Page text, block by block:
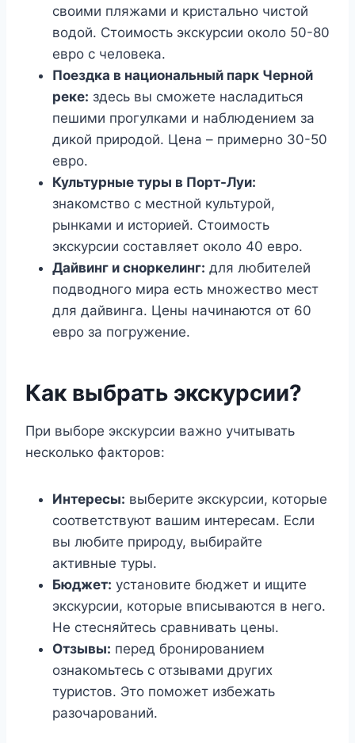
своими пляжами и кристально чистой
водой. Стоимость экскурсии около 50-80
евро с человека.
Поездка в национальный парк Черной
реке: здесь вы сможете насладиться
пешими прогулками и наблюдением за
дикой природой. Цена – примерно 30-50
евро.
Культурные туры в Порт-Луи:
знакомство с местной культурой,
рынками и историей. Стоимость
экскурсии составляет около 40 евро.
Дайвинг и сноркелинг: для любителей
подводного мира есть множество мест
для дайвинга. Цены начинаются от 60
евро за погружение.
Как выбрать экскурсии?
При выборе экскурсии важно учитывать
несколько факторов:
Интересы: выберите экскурсии, которые
соответствуют вашим интересам. Если
вы любите природу, выбирайте
активные туры.
Бюджет: установите бюджет и ищите
экскурсии, которые вписываются в него.
Не стесняйтесь сравнивать цены.
Отзывы: перед бронированием
ознакомьтесь с отзывами других
туристов. Это поможет избежать
разочарований.